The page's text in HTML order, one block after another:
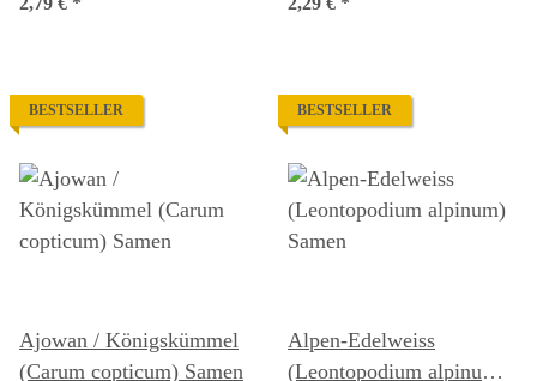
BESTSELLER
Ajowan / Königskümmel
(Carum copticum) Samen
BESTSELLER
Alpen-Edelweiss
(Leontopodium alpinum)